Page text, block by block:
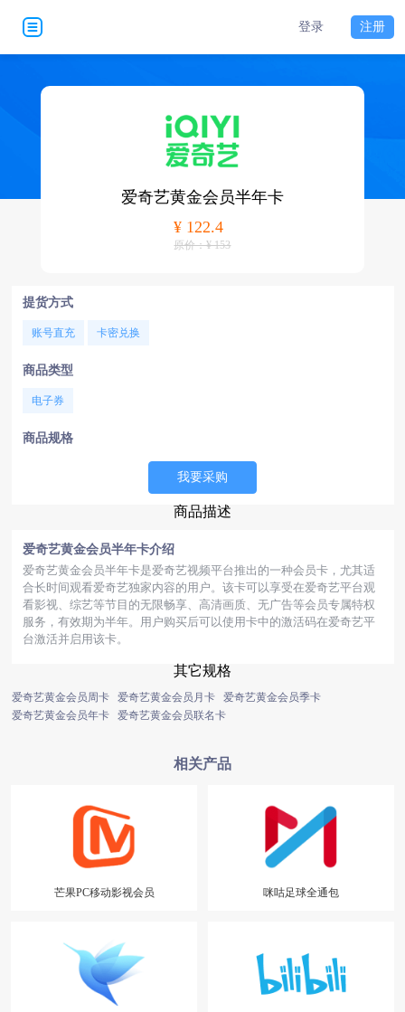
登录 注册
爱奇艺黄金会员半年卡
¥ 122.4
原价：¥ 153
提货方式
账号直充 卡密兑换
商品类型
电子券
商品规格
我要采购
商品描述
爱奇艺黄金会员半年卡介绍
爱奇艺黄金会员半年卡是爱奇艺视频平台推出的一种会员卡，尤其适
合长时间观看爱奇艺独家内容的用户。该卡可以享受在爱奇艺平台观
看影视、综艺等节目的无限畅享、高清画质、无广告等会员专属特权
服务，有效期为半年。用户购买后可以使用卡中的激活码在爱奇艺平
台激活并启用该卡。
其它规格
爱奇艺黄金会员周卡 爱奇艺黄金会员月卡
爱奇艺黄金会员季卡
爱奇艺黄金会员年卡
爱奇艺黄金会员联名卡
相关产品
芒果PC移动影视会员 咪咕足球全通包